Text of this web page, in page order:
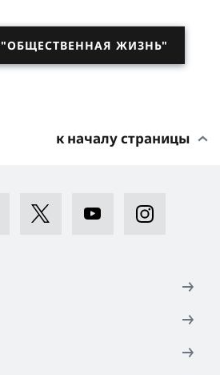
ЖИЗНЬ"
к началу страницы